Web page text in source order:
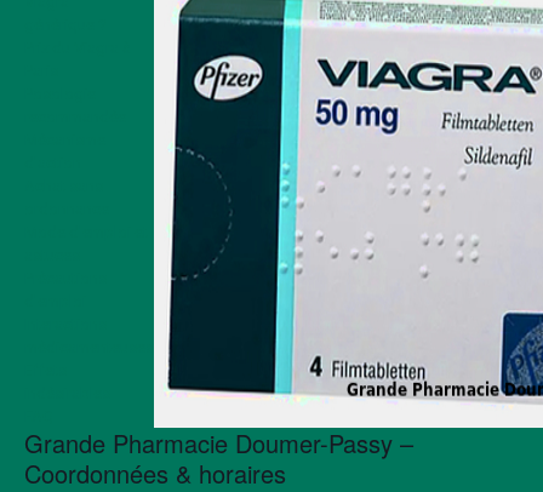
Grande Pharmacie Doumer-Passy –
Coordonnées & horaires